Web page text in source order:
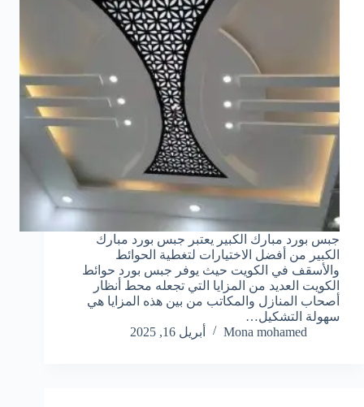
جبس بورد مبارك الكبير يعتبر جبس بورد مبارك
الكبير من أفضل الاختيارات لتغطية الحوائط
والأسقف في الكويت حيث يوفر جبس بورد حوائط
الكويت العديد من المزايا التي تجعله محط أنظار
أصحاب المنازل والمكاتب من بين هذه المزايا هي
سهولة التشكيل…
Mona mohamed
أبريل 16, 2025